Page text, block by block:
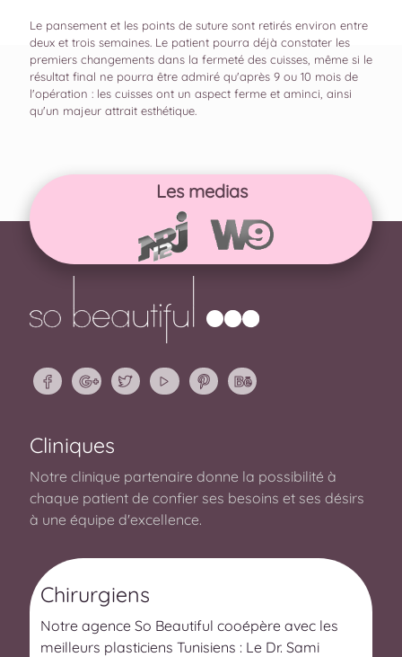
Le pansement et les points de suture sont retirés environ entre
deux et trois semaines. Le patient pourra déjà constater les
premiers changements dans la fermeté des cuisses, même si le
résultat final ne pourra être admiré qu'après 9 ou 10 mois de
l'opération : les cuisses ont un aspect ferme et aminci, ainsi
qu'un majeur attrait esthétique.
Les medias
Cliniques
Notre clinique partenaire donne la possibilité à
chaque patient de confier ses besoins et ses désirs
à une équipe d'excellence.
Chirurgiens
Notre agence So Beautiful cooépère avec les
meilleurs plasticiens Tunisiens : Le Dr. Sami